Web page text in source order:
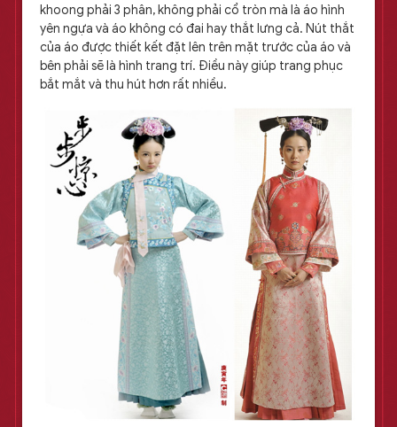
khoong phải 3 phân, không phải cổ tròn mà là áo hình
yên ngựa và áo không có đai hay thắt lưng cả. Nút thắt
của áo được thiết kết đặt lên trên mặt trước của áo và
bên phải sẽ là hình trang trí. Điều này giúp trang phục
bắt mắt và thu hút hơn rất nhiều.